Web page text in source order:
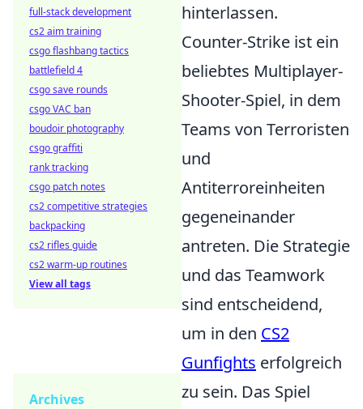
hinterlassen.
Counter-Strike ist ein
beliebtes Multiplayer-
Shooter-Spiel, in dem
Teams von Terroristen
und
Antiterroreinheiten
gegeneinander
antreten. Die Strategie
und das Teamwork
sind entscheidend,
um in den CS2
Gunfights erfolgreich
zu sein. Das Spiel
full-stack development
cs2 aim training
csgo flashbang tactics
battlefield 4
csgo save rounds
csgo VAC ban
boudoir photography
csgo graffiti
rank tracking
csgo patch notes
cs2 competitive strategies
backpacking
cs2 rifles guide
cs2 warm-up routines
View all tags
Archives